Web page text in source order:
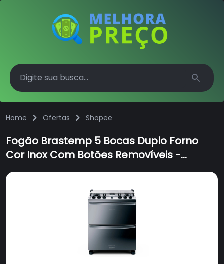
Search
Home Ofertas Shopee
Fogão Brastemp 5 Bocas Duplo Forno
Cor Inox Com Botões Removíveis -
BFD5NCR